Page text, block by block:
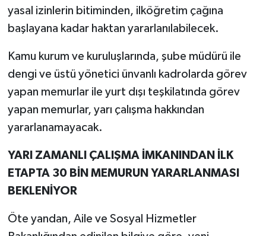
yasal izinlerin bitiminden, ilköğretim çağına
başlayana kadar haktan yararlanılabilecek.
Kamu kurum ve kuruluşlarında, şube müdürü ile
dengi ve üstü yönetici ünvanlı kadrolarda görev
yapan memurlar ile yurt dışı teşkilatında görev
yapan memurlar, yarı çalışma hakkından
yararlanamayacak.
YARI ZAMANLI ÇALIŞMA İMKANINDAN İLK
ETAPTA 30 BİN MEMURUN YARARLANMASI
BEKLENİYOR
Öte yandan, Aile ve Sosyal Hizmetler